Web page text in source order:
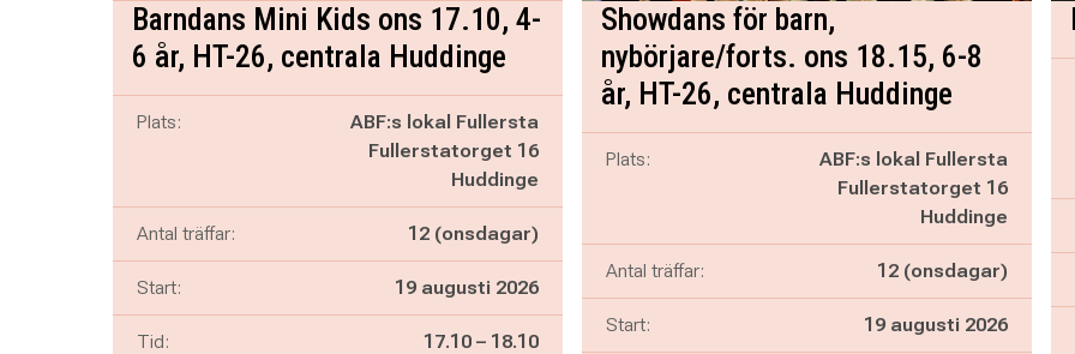
Barndans Mini Kids ons 17.10, 4-
6 år, HT-26, centrala Huddinge
Plats:
ABF:s lokal Fullersta
Fullerstatorget 16
Huddinge
Antal träffar: 12 (onsdagar)
Start: 19 augusti 2026
Tid: Pågår mellan
17.10 – och
18.10
Showdans för barn,
nybörjare/forts. ons 18.15, 6-8
år, HT-26, centrala Huddinge
Plats:
ABF:s lokal Fullersta
Fullerstatorget 16
Huddinge
Antal träffar: 12 (onsdagar)
Start: 19 augusti 2026